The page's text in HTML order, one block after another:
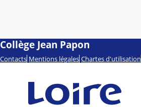
Collège Jean Papon
Contacts Mentions légales Chartes d'utilisation